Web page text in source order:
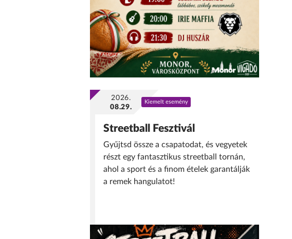
2026.
08.29.
Kiemelt esemény
Streetball Fesztivál
Gyűjtsd össze a csapatodat, és vegyetek
részt egy fantasztikus streetball tornán,
ahol a sport és a finom ételek garantálják
a remek hangulatot!